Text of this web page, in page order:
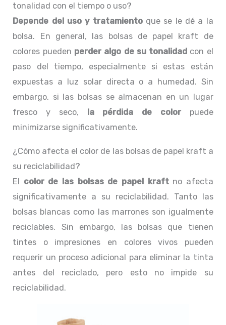
tonalidad con el tiempo o uso?
Depende del uso y tratamientoque se le dé a la
bolsa. En general, las bolsas de papel kraft de
colores pueden perder algo de su tonalidad con el
paso del tiempo, especialmente si estas están
expuestas a luz solar directa o a humedad. Sin
embargo, si las bolsas se almacenan en un lugar
fresco y seco,
la pérdida de colorpuede
minimizarse significativamente.
¿Cómo afecta el color de las bolsas de papel kraft a
su reciclabilidad?
El color de las bolsas de papel kraftno afecta
significativamente a su reciclabilidad. Tanto las
bolsas blancas como las marrones son igualmente
reciclables. Sin embargo, las bolsas que tienen
tintes o impresiones en colores vivos pueden
requerir un proceso adicional para eliminar la tinta
antes del reciclado, pero esto no impide su
reciclabilidad.